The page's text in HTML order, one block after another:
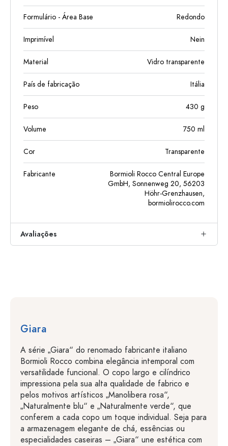
Formulário - Área Base Redondo
Imprimível Nein
Material Vidro transparente
País de fabricação Itália
Peso 430 g
Volume 750 ml
Cor Transparente
Fabricante
Bormioli Rocco Central Europe
GmbH, Sonnenweg 20, 56203
Höhr-Grenzhausen,
bormiolirocco.com
Avaliações
Giara
A série „Giara“ do renomado fabricante italiano
Bormioli Rocco combina elegância intemporal com
versatilidade funcional. O copo largo e cilíndrico
impressiona pela sua alta qualidade de fabrico e
pelos motivos artísticos „Manolibera rosa“,
„Naturalmente blu“ e „Naturalmente verde“, que
conferem a cada copo um toque individual. Seja para
a armazenagem elegante de chá, essências ou
especialidades caseiras – „Giara“ une estética com